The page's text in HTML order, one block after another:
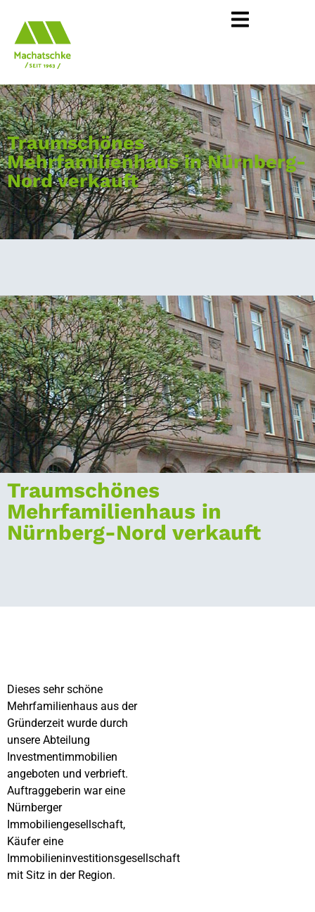
Traumschönes
Mehrfamilienhaus in Nürnberg-
Nord verkauft
Traumschönes
Mehrfamilienhaus in
Nürnberg-Nord verkauft
Dieses sehr schöne
Mehrfamilienhaus aus der
Gründerzeit wurde durch
unsere Abteilung
Investmentimmobilien
angeboten und verbrieft.
Auftraggeberin war eine
Nürnberger
Immobiliengesellschaft,
Käufer eine
Immobilieninvestitionsgesellschaft
mit Sitz in der Region.